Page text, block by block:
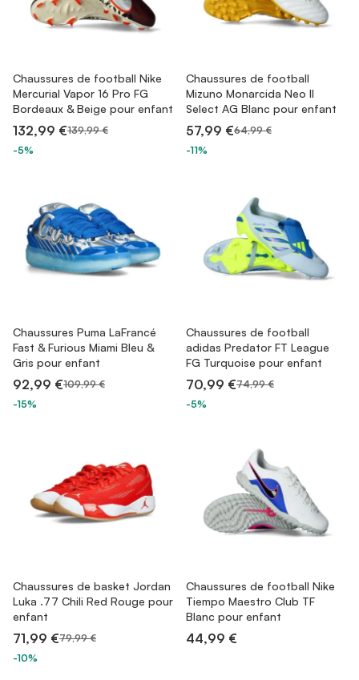
Chaussures de football Nike
Mercurial Vapor 16 Pro FG
Bordeaux & Beige pour enfant
132,99 €139,99 €
-5%
Chaussures de football
Mizuno Monarcida Neo II
Select AG Blanc pour enfant
57,99 €64,99 €
-11%
Chaussures Puma LaFrancé
Fast & Furious Miami Bleu &
Gris pour enfant
92,99 €109,99 €
-15%
Chaussures de football
adidas Predator FT League
FG Turquoise pour enfant
70,99 €74,99 €
-5%
Chaussures de basket Jordan
Luka .77 Chili Red Rouge pour
enfant
71,99 €79,99 €
-10%
Chaussures de football Nike
Tiempo Maestro Club TF
Blanc pour enfant
44,99 €